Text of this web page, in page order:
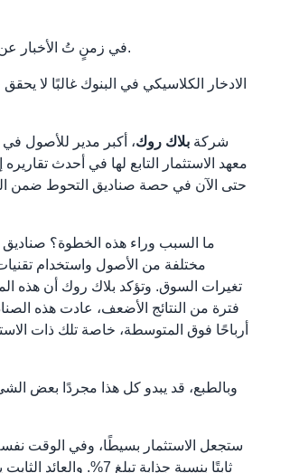
في زمنٍ تُ الأخبار عن الاضطرابات الاقتصادية والأسواق غير المستقرة بشكل يومي، يصبح سؤال الشخص العادي حول أين يمكن استثمار المال بأمان وبشكل مربح أكثر أهمية.
الادخار الكلاسيكي في البنوك غالبًا لا
شركة بلاك روك، أكبر مدير للأصول
معهد الاستثمار التابع لها في أحدث
ما السبب وراء هذه الخطوة؟ صناديق
مختلفة من الأصول واستخدام
تغيرات السوق. وتؤكد بلاك روك أن هذه
فترة من النتائج الأضعف، عادت هذه
أرباحًا فوق المتوسطة، خاصة تلك ذات
وبالطبع، قد يبدو كل هذا مجردًا بعض